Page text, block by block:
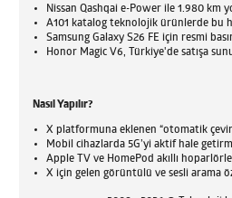
Nissan Qashqai e-Power ile 1.980 km
A101 katalog teknolojik ürünlerde bu
Samsung Galaxy S26 FE için resmi
Honor Magic V6, Türkiye'de satışa
Nasıl Yapılır?
X platformuna eklenen “otomatik
Mobil cihazlarda 5G’yi aktif hale
Apple TV ve HomePod akıllı
X için gelen görüntülü ve sesli arama